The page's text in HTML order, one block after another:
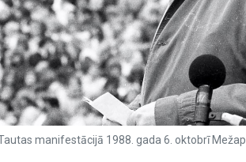
manifestācijā 1988. gada 6. oktobrī